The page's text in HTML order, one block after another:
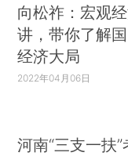
向松祚：宏观
讲，带你了解
经济大局
2022年04月06日
河南“三支一扶